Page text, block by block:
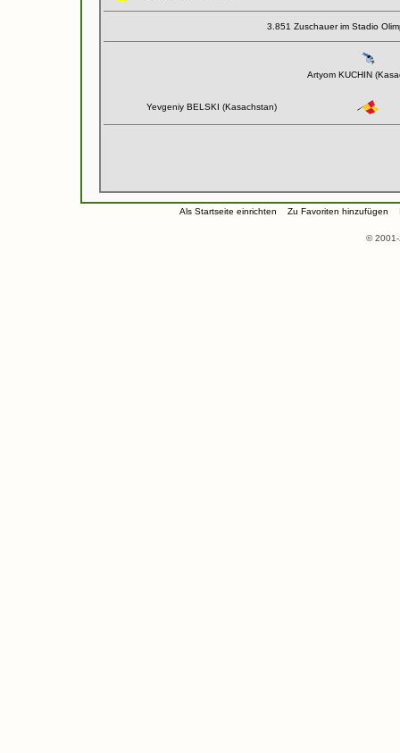
3.851 Zuschauer im Stadio
Artyom KUCHIN
Yevgeniy BELSKI (Kasachstan)
Als Startseite einrichten Zu Favoriten hinzufügen
©